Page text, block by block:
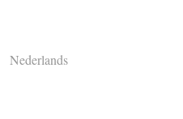
Nederlands